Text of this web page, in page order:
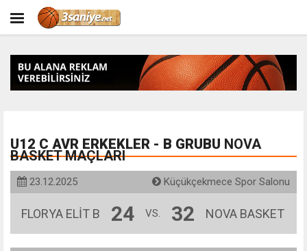
U12 C AVR ERKEKLER - B GRUBU NOVA
BASKET MAÇLARI
23.12.2025 Küçükçekmece Spor Salonu
FLORYA ELİT B 24 VS. 32 NOVA BASKET